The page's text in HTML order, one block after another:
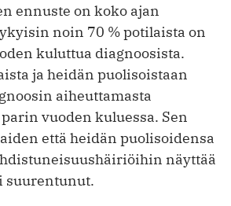
ennuste on koko ajan
noin 70 % potilaista on
kuluttua diagnoosista.
ja heidän puolisoistaan
aiheuttamasta
vuoden kuluessa. Sen
että heidän puolisoidensa
näyttää
suurentunut.